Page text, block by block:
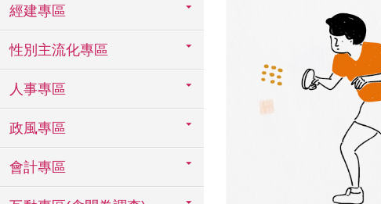
經建專區
性別主流化專區
人事專區
政風專區
會計專區